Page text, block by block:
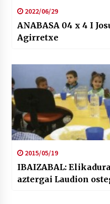
2022/06/29
ANABASA 04 x 4 I
Agirretxe
2015/05/19
IBAIZABAL:
aztergai Laudion